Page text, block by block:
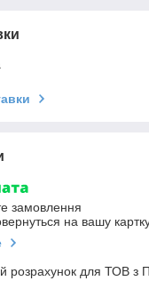
замовлення
на вашу
розрахунок для ТОВ з